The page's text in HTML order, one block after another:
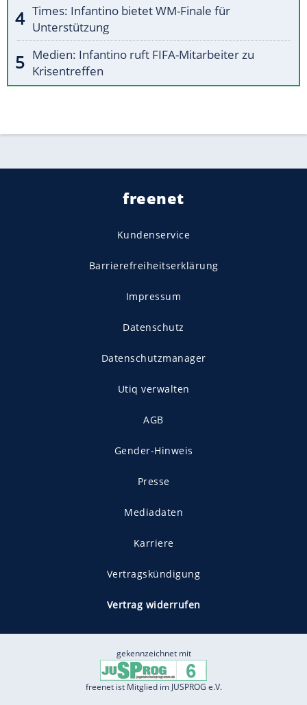
Times: Infantino bietet WM-Finale für
Unterstützung
Medien: Infantino ruft FIFA-Mitarbeiter zu
Krisentreffen
freenet
Kundenservice
Barrierefreiheitserklärung
Impressum
Datenschutz
Datenschutzmanager
Utiq verwalten
AGB
Gender-Hinweis
Presse
Mediadaten
Karriere
Vertragskündigung
Vertrag widerrufen
gekennzeichnet mit
freenet ist Mitglied im JUSPROG e.V.